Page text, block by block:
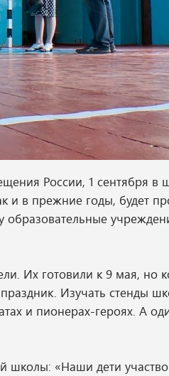
России, 1 сентября в
и в прежние годы, будет
Их готовили к 9 мая, но
Изучать стенды
и пионерах-героях. А
школы: «Наши дети